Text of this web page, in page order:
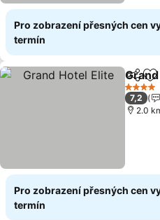
Pro zobrazení přesných cen
termín
Sdílet
4 Počet
7,2
2.0
Pro zobrazení přesných cen
termín